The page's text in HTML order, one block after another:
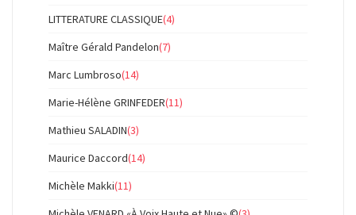
LITTERATURE CLASSIQUE(4)
Maître Gérald Pandelon(7)
Marc Lumbroso(14)
Marie-Hélène GRINFEDER(11)
Mathieu SALADIN(3)
Maurice Daccord(14)
Michèle Makki(11)